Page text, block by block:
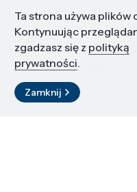
Informacje
Edukacja i kariera
Zasoby i materiały
Kontakt
Ta strona używa plików
Kontynuując
zgadzasz się z polityką
prywatności.
Zamknij